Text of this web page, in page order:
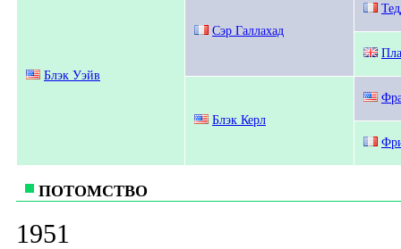
Блэк Уэйв
Сэр Галлахад
Блэк Керл
ПОТОМСТВО
1951